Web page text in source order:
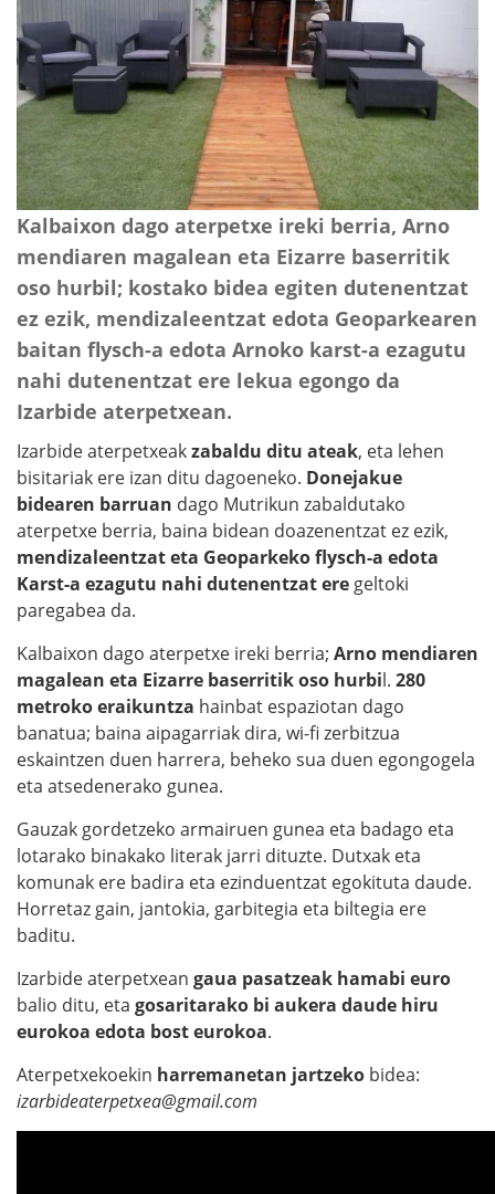
Kalbaixon dago aterpetxe ireki berria, Arno
mendiaren magalean eta Eizarre baserritik
oso hurbil; kostako bidea egiten dutenentzat
ez ezik, mendizaleentzat edota Geoparkearen
baitan flysch-a edota Arnoko karst-a ezagutu
nahi dutenentzat ere lekua egongo da
Izarbide aterpetxean.
Izarbide aterpetxeakzabaldu ditu ateak, eta lehen
bisitariak ere izan ditu dagoeneko. Donejakue
bidearen barruan dago Mutrikun zabaldutako
aterpetxe berria, baina bidean doazenentzat ez ezik,
mendizaleentzat eta Geoparkeko flysch-a edota
Karst-a ezagutu nahi dutenentzat ere geltoki
paregabea da.
Kalbaixon dago aterpetxe ireki berria; Arno mendiaren
magalean eta Eizarre baserritik oso hurbil. 280
metroko eraikuntza hainbat espaziotan dago
banatua; baina aipagarriak dira, wi-fi zerbitzua
eskaintzen duen harrera, beheko sua duen egongogela
eta atsedenerako gunea.
Gauzak gordetzeko armairuen gunea eta badago eta
lotarako binakako literak jarri dituzte. Dutxak eta
komunak ere badira eta ezinduentzat egokituta daude.
Horretaz gain, jantokia, garbitegia eta biltegia ere
baditu.
Izarbide aterpetxean gaua pasatzeak hamabi euro
balio ditu, eta gosaritarako bi aukera daude hiru
eurokoa edota bost eurokoa.
Aterpetxekoekin harremanetan jartzeko bidea:
izarbideaterpetxea@gmail.com